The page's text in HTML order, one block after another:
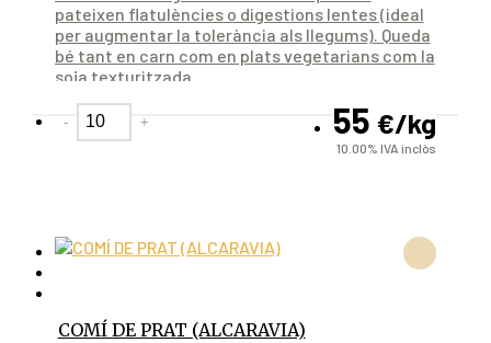
pateixen flatulències o digestions lentes (ideal
per augmentar la tolerància als llegums). Queda
bé tant en carn com en plats vegetarians com la
soja texturitzada.
55 €/kg
10.00%IVA inclòs
- +
COMÍ DE PRAT (ALCARAVIA)